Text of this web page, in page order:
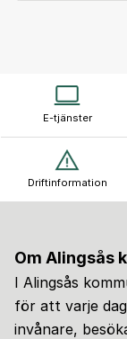
E-tjänster
Driftinformation
Om Alingsås
I Alingsås
för att varje
invånare,